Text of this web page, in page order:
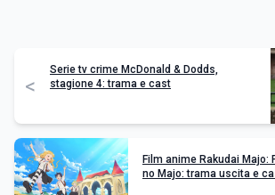
<
Serie tv crime McDonald & Dodds,
stagione 4: trama e cast
Film anime Rakudai Majo:
no Majo: trama uscita e